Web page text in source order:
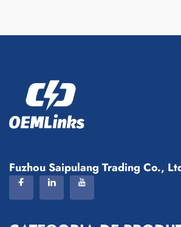
Fuzhou Saipulang Trading Co.,